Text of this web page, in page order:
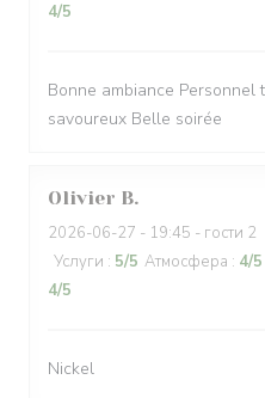
4/5
Bonne ambiance
savoureux Belle soirée
Olivier B
2026-06-27 - 19:45 - гости 2
Услуги : 5/5 Атмосфера : 4/5
4/5
Nickel